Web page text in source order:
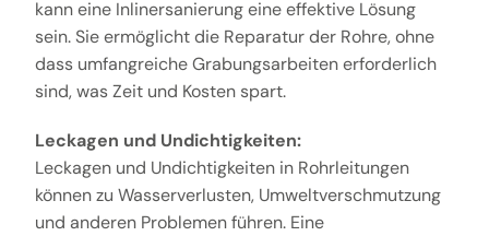
kann eine Inlinersanierung eine effektive Lösung
sein. Sie ermöglicht die Reparatur der Rohre, ohne
dass umfangreiche Grabungsarbeiten erforderlich
sind, was Zeit und Kosten spart.
Leckagen und Undichtigkeiten:
Leckagen und Undichtigkeiten in Rohrleitungen
können zu Wasserverlusten, Umweltverschmutzung
und anderen Problemen führen. Eine